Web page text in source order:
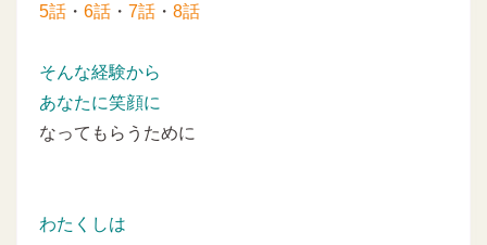
5話 ・ 6話 ・ 7話 ・ 8話
そんな経験から
あなたに笑顔に
なってもらうために
わたくしは